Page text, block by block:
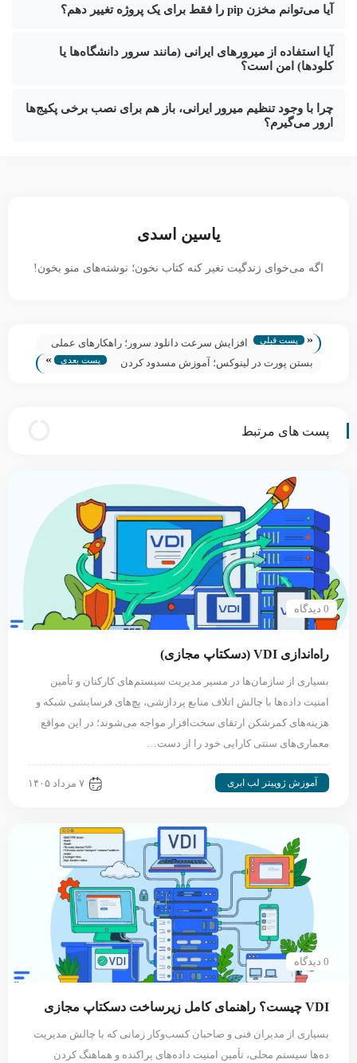
آیا می‌توانم مخزن pip را فقط برای یک پروژه تغییر دهم؟
آیا استفاده از میرورهای ایرانی (مانند سرور دانشگاه‌ها یا
کلودها) امن است؟
چرا با وجود تنظیم میرور ایرانی، باز هم برای نصب برخی پکیج‌ها
ارور می‌گیرم؟
یاسین اسدی
اگه می‌خوای زندگیت تغیر کنه کتاب نخون؛ نوشته‌های منو بخون!
« پست قبلی
افزایش سرعت دانلود سرور؛ راهکارهای عملی
رفع محدودیت‌های شبکه
بستن پورت در لینوکس؛ آموزش مسدود کردن
پست بعدی »
پست های مرتبط
0 دیدگاه
راه‌اندازی VDI (دسکتاپ مجازی)
بسیاری از سازمان‌ها در مسیر مدیریت سیستم‌های کارکنان و تأمین
امنیت داده‌ها با چالش اتلاف منابع پردازشی، پچ‌های فرسایشی شبکه و
هزینه‌های کمرشکن ارتقای سخت‌افزار مواجه می‌شوند؛ در این مواقع
معماری‌های سنتی کارایی خود را از دست…
آموزش ژوپیتر لب ابری ۷ مرداد ۱۴۰۵
0 دیدگاه
VDI چیست؟ راهنمای کامل زیرساخت دسکتاپ مجازی
بسیاری از مدیران فنی و صاحبان کسب‌وکار زمانی که با چالش مدیریت
ده‌ها سیستم محلی، تأمین امنیت داده‌های پراکنده و هماهنگ کردن